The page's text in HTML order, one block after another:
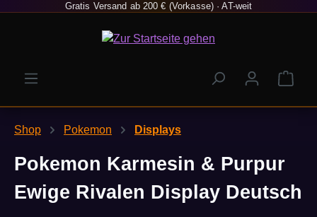
Zum Hauptinhalt springen
Gratis Versand ab 200 € (Vorkasse) · AT-weit
Shop Pokemon Displays
Pokemon Karmesin & Purpur
Ewige Rivalen Display Deutsch